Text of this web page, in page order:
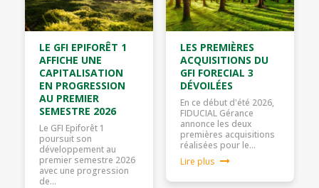
LE GFI EPIFORÊT 1
AFFICHE UNE
CAPITALISATION
EN PROGRESSION
AU PREMIER
SEMESTRE 2026
Le GFI Epiforêt 1
poursuit son
développement au
premier semestre 2026
avec une progression
de…
LES PREMIÈRES
ACQUISITIONS DU
GFI FORECIAL 3
DÉVOILÉES
En ce début d'été 2026,
FIDUCIAL Gérance
annonce les deux
premières acquisitions
réalisées pour le…
Lire plus